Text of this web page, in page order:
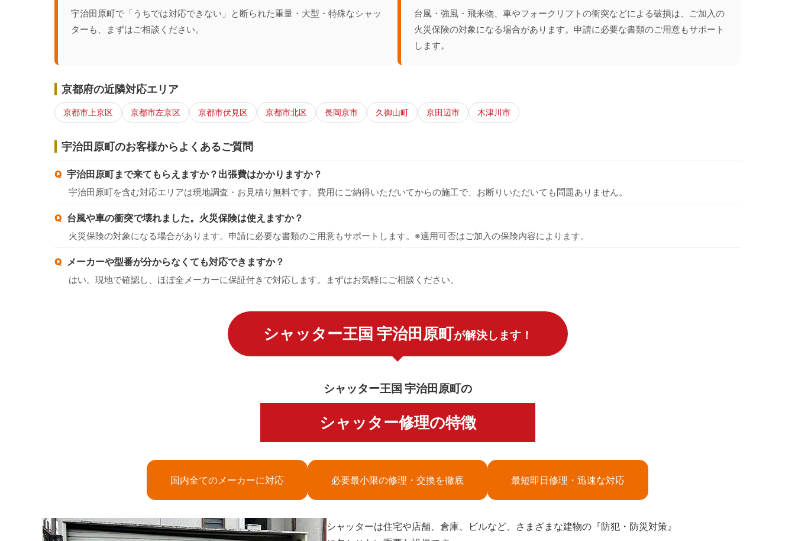
宇治田原町で「うちでは対応できない」と断られた重量・大型・特殊なシャッ
ターも、まずはご相談ください。
台風・強風・飛来物、車やフォークリフトの衝突などによる破損は、ご加入の
火災保険の対象になる場合があります。申請に必要な書類のご用意もサポート
します。
京都府の近隣対応エリア
京都市上京区 京都市左京区 京都市伏見区 京都市北区 長岡京市 久御山町 京田辺市 木津川市
宇治田原町のお客様からよくあるご質問
宇治田原町まで来てもらえますか？出張費はかかりますか？
宇治田原町を含む対応エリアは現地調査・お見積り無料です。費用にご納得いただいてからの施工で、お断りいただいても問題ありません。
台風や車の衝突で壊れました。火災保険は使えますか？
火災保険の対象になる場合があります。申請に必要な書類のご用意もサポートします。※適用可否はご加入の保険内容によります。
メーカーや型番が分からなくても対応できますか？
はい。現地で確認し、ほぼ全メーカーに保証付きで対応します。まずはお気軽にご相談ください。
シャッター王国 宇治田原町が解決します！
シャッター王国 宇治田原町の
シャッター修理の特徴
国内全てのメーカーに対応 必要最小限の修理・交換を徹底 最短即日修理・迅速な対応
シャッターは住宅や店舗、倉庫、ビルなど、さまざまな建物の『防犯・防災対策』